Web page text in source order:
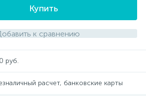
Купить
к сравнению
руб.
расчет, банковские карты